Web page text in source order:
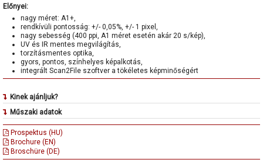
Előnyei:
nagy méret: A1+,
rendkívüli pontosság: +/- 0,05%, +/- 1 pixel,
nagy sebesség (400 ppi, A1 méret esetén akár 20 s/kép),
UV és IR mentes megvilágítás,
torzításmentes optika,
gyors, pontos, színhelyes képalkotás,
integrált Scan2File szoftver a tökéletes képminőségért
Kinek ajánljuk?
Az FB 1 (A1) síkágyas szkenner a Zeutschel és Kurabo kínálatának
nagyméretű, professzionális síkágyas szkennere, ezért különösen ajánljuk.
könyvtárak,
levéltárak,
múzeumok,
vállalatok
Műszaki adatok
maximális szkennelhető terület: 609,6 x 914,4 mm (A1+)
szkennelési módok: színes (24 bit), szürkeárnyalatos (16/8 bit), fekete-
fehér (1 bit)
szkennelési sebesség: cca 20 sec (400 ppi, A1, standard speed mode)
felbontás: folyamatosan állítható 50-1600 ppi között
Prospektus (HU)
Brochure (EN)
Broschüre (DE)